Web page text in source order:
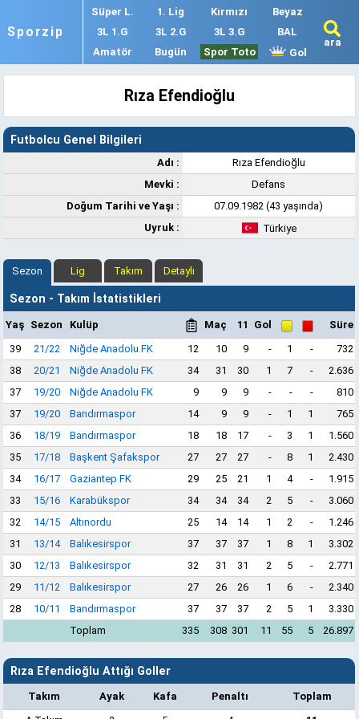
Sporzip
Süper L. 1. Lig Kırmızı
Beyaz
3L 1.G
3L 2.G 3L 3.G
BAL
Amatör
Bugün Spor Toto Gol
ara
Rıza Efendioğlu
Futbolcu Genel Bilgileri
Adı :
Rıza Efendioğlu
Mevki :
Defans
Doğum Tarihi ve Yaşı :
07.09.1982 (43 yaşında)
Uyruk :
Türkiye
Sezon Lig Takım Detaylı
Sezon - Takım İstatistikleri
Yaş Sezon Kulüp Maç 11 Gol
Süre
39
21/22 Niğde Anadolu FK 12 10 9 - 1 -
732
38
20/21 Niğde Anadolu FK 34 31 30 1 7 -
2.636
37
19/20 Niğde Anadolu FK 9 9 9 - - -
810
37
19/20 Bandırmaspor 14 9 9 - 1 1
765
36
18/19 Bandırmaspor 18 18 17 - 3 1
1.560
35
17/18 Başkent Şafakspor 27 27 27 - 8 1
2.430
34
16/17 Gaziantep FK 29 25 21 1 4 -
1.915
33
15/16 Karabükspor 34 34 34 2 5 -
3.060
32
14/15 Altınordu 25 14 14 1 2 -
1.246
31
13/14 Balıkesirspor 37 37 37 1 8 1
3.302
30
12/13 Balıkesirspor 32 31 31 2 5 -
2.771
29
11/12 Balıkesirspor 27 26 26 1 6 -
2.340
28
10/11 Bandırmaspor 37 37 37 2 5 1
3.330
Toplam
335 308 301 11 55 5 26.897
Rıza Efendioğlu Attığı Goller
Takım Ayak Kafa Penaltı
Toplam